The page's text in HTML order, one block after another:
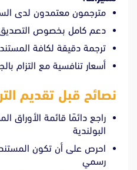
مترجمون معتمدون لدى
دعم كامل بخصوص التصديق
ترجمة دقيقة لكافة
أسعار تنافسية مع التزام
نصائح قبل تقديم
راجع دائمًا قائمة الأوراق
البولندية
احرص على أن تكون
رسمي